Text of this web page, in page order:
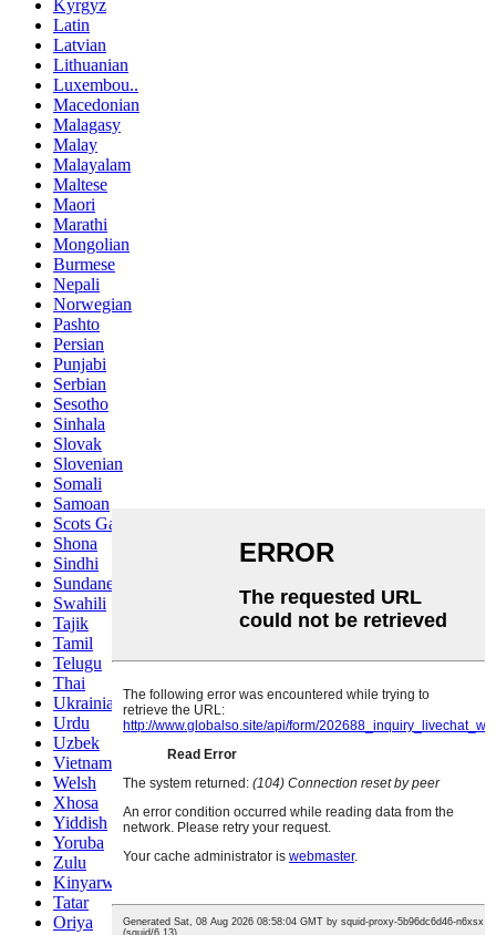
Kyrgyz
Latin
Latvian
Lithuanian
Luxembou..
Macedonian
Malagasy
Malay
Malayalam
Maltese
Maori
Marathi
Mongolian
Burmese
Nepali
Norwegian
Pashto
Persian
Punjabi
Serbian
Sesotho
Sinhala
Slovak
Slovenian
Somali
Samoan
Scots Gaelic
Shona
Sindhi
Sundanese
Swahili
Tajik
Tamil
Telugu
Thai
Ukrainian
Urdu
Uzbek
Vietnamese
Welsh
Xhosa
Yiddish
Yoruba
Zulu
Kinyarwanda
Tatar
Oriya